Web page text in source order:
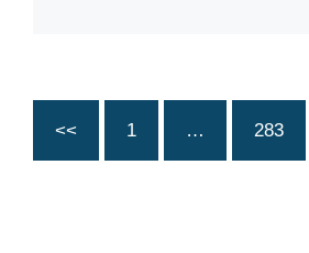
<< 1 … 283